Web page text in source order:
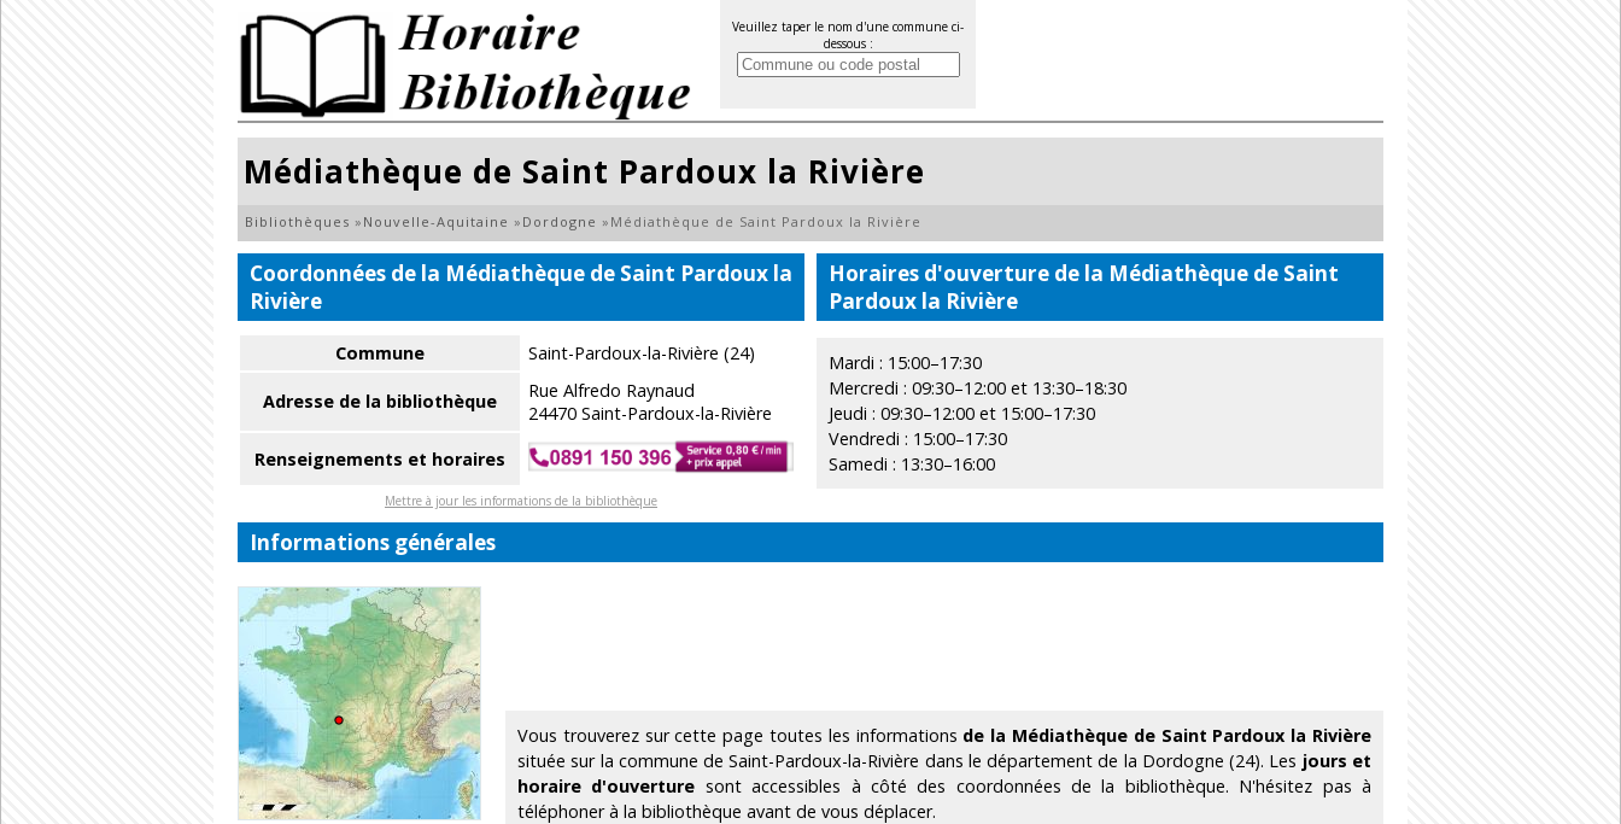
Veuillez taper le nom d'une commune ci-
dessous :
Médiathèque de Saint Pardoux la Rivière
Bibliothèques » Nouvelle-Aquitaine » Dordogne » Médiathèque de Saint Pardoux la Rivière
Coordonnées de la Médiathèque de Saint Pardoux la
Rivière
Commune Saint-Pardoux-la-Rivière (24)
Adresse de la bibliothèque
Rue Alfredo Raynaud
24470 Saint-Pardoux-la-Rivière
Renseignements et horaires
Mettre à jour les informations de la bibliothèque
Horaires d'ouverture de la Médiathèque de Saint
Pardoux la Rivière
Mardi : 15:00–17:30
Mercredi : 09:30–12:00 et 13:30–18:30
Jeudi : 09:30–12:00 et 15:00–17:30
Vendredi : 15:00–17:30
Samedi : 13:30–16:00
Informations générales
Vous trouverez sur cette page toutes les informations de la Médiathèque de Saint Pardoux la Rivière
située sur la commune de Saint-Pardoux-la-Rivière dans le département de la Dordogne (24). Les jours et
horaire d'ouverture sont accessibles à côté des coordonnées de la bibliothèque. N'hésitez pas à
téléphoner à la bibliothèque avant de vous déplacer.